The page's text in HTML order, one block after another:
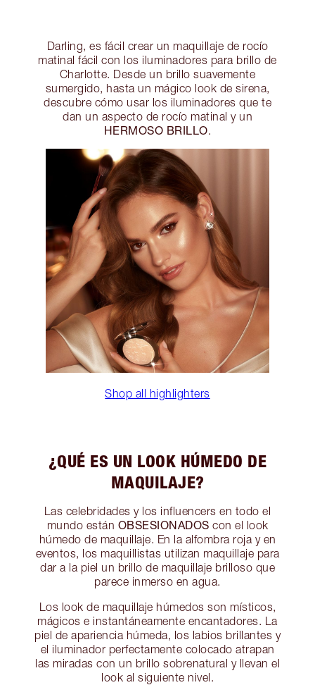
Darling, es fácil crear un maquillaje de rocío
matinal fácil con los iluminadores para brillo de
Charlotte. Desde un brillo suavemente
sumergido, hasta un mágico look de sirena,
descubre cómo usar los iluminadores que te
dan un aspecto de rocío matinal y un
HERMOSO BRILLO.
Shop all highlighters
¿QUÉ ES UN LOOK HÚMEDO DE
MAQUILAJE?
Las celebridades y los influencers en todo el
mundo están OBSESIONADOS con el look
húmedo de maquillaje. En la alfombra roja y en
eventos, los maquillistas utilizan maquillaje para
dar a la piel un brillo de maquillaje brilloso que
parece inmerso en agua.
Los look de maquillaje húmedos son místicos,
mágicos e instantáneamente encantadores. La
piel de apariencia húmeda, los labios brillantes y
el iluminador perfectamente colocado atrapan
las miradas con un brillo sobrenatural y llevan el
look al siguiente nivel.